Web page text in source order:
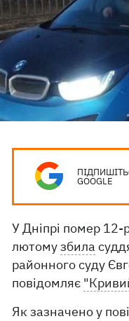
GOOGLE
У Дніпрі помер 12-
лютомузбила
районного суду
повідомляє
Як зазначено у